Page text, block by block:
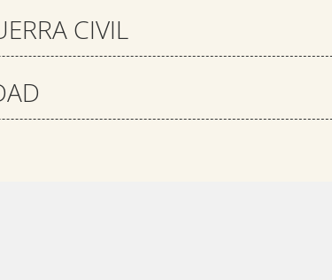
CIVIL